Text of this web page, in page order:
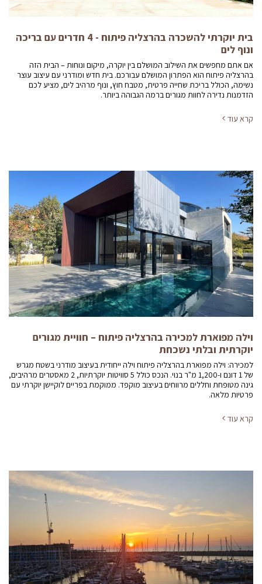
בית יוקרתי להשכרה בהרצליה פיתוח - 4 חדרים עם בריכה
ונוף לים
אם אתם מחפשים את השילוב המושלם בין יוקרה, מיקום ונוחות – הבית הזה
בהרצליה פיתוח הוא הפתרון המושלם עבורכם. בית חדש ומודרני עם עיצוב עוצר
נשימה, הכולל בריכת שחייה פרטית, מטבח חוץ, ונוף מרהיב לים, מציע לכם
הזדמנות נדירה לחוות מגורים ברמה הגבוהה ביותר.
קרא עוד
וילה מפוארת למכירה בהרצליה פיתוח – חוויית מגורים
יוקרתית ובלתי נשכחת
למכירה: וילה מפוארת בהרצליה פיתוח וילה ייחודית בעיצוב מודרני בשטח מגרש
של 1 דונם ו-1,200 מ"ר בנוי. הנכס כולל 5 סוויטות יוקרתיות, 2 מאסטרים מרהיבים,
גינה מטופחת וחללים מרווחים בעיצוב מוקפד. ממוקמת בפריים לוקיישן יוקרתי עם
פרטיות מלאה.
קרא עוד